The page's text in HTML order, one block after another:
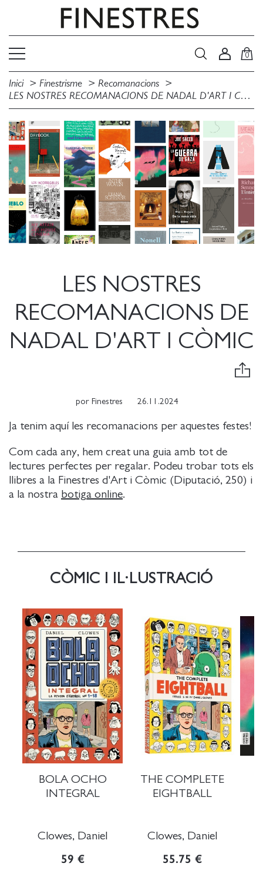
0
Inici Finestrisme
Recomanacions
LES NOSTRES RECOMANACIONS DE NADAL D'ART I CÒMIC
LES NOSTRES
RECOMANACIONS DE
NADAL D'ART I CÒMIC
por Finestres 26.11.2024
Ja tenim aquí les recomanacions per aquestes festes!
Com cada any, hem creat una guia amb tot de
lectures perfectes per regalar. Podeu trobar tots els
llibres a la Finestres d'Art i Còmic (Diputació, 250) i
a la nostra botiga online.
CÒMIC I IL·LUSTRACIÓ
BOLA OCHO
INTEGRAL
Clowes, Daniel
59 €
THE COMPLETE
EIGHTBALL
Clowes, Daniel
55.75 €